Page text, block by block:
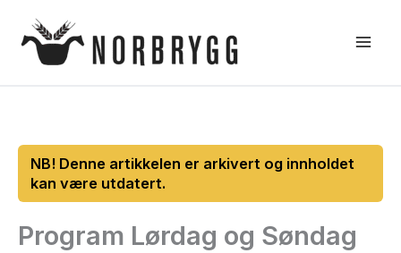
rett
Program Lørdag og Søndag